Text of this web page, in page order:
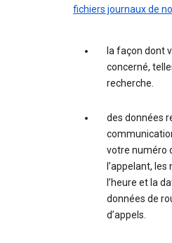
fichiers journaux de
la façon dont
concerné,
recherche.
des données
votre numéro
l’appelant,
l’heure et la
données de
d’appels.